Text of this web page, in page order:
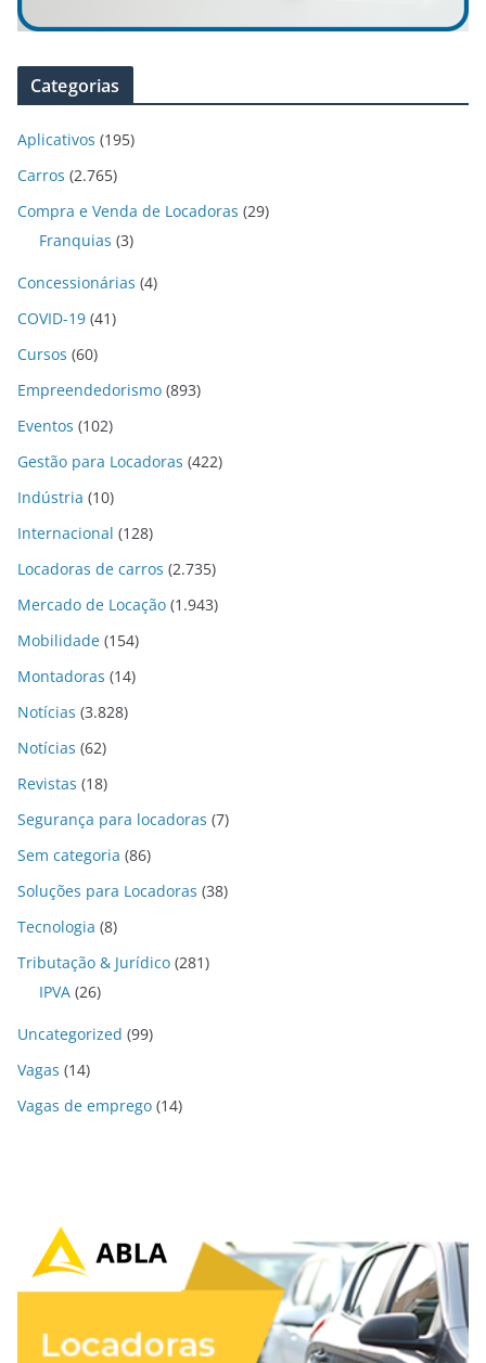
Categorias
Aplicativos (195)
Carros (2.765)
Compra e Venda de Locadoras (29)
Franquias (3)
Concessionárias (4)
COVID-19 (41)
Cursos (60)
Empreendedorismo (893)
Eventos (102)
Gestão para Locadoras (422)
Indústria (10)
Internacional (128)
Locadoras de carros (2.735)
Mercado de Locação (1.943)
Mobilidade (154)
Montadoras (14)
Notícias (3.828)
Notícias (62)
Revistas (18)
Segurança para locadoras (7)
Sem categoria (86)
Soluções para Locadoras (38)
Tecnologia (8)
Tributação & Jurídico (281)
IPVA (26)
Uncategorized (99)
Vagas (14)
Vagas de emprego (14)